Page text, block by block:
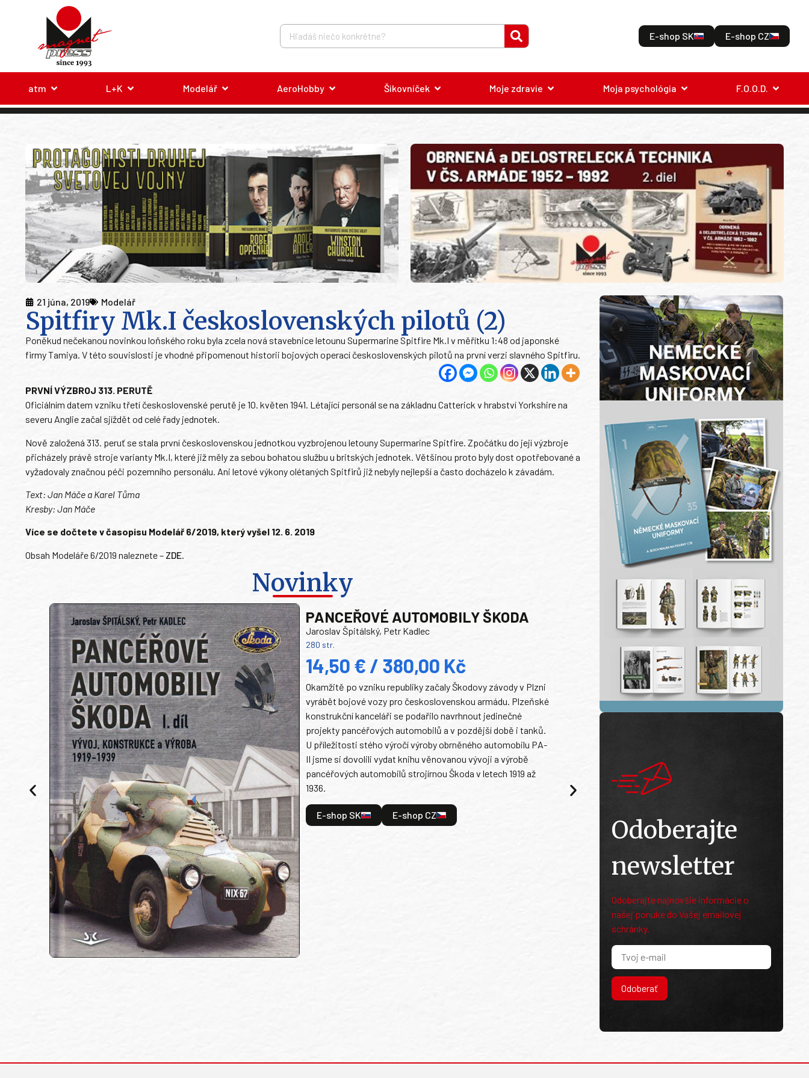
E-shop SK E-shop CZ
atm L+K Modelář AeroHobby Šikovníček Moje zdravie Moja psychológia F.O.O.D.
21 júna, 2019 Modelář
Spitfiry Mk.I československých pilotů (2)
Poněkud nečekanou novinkou loňského roku byla zcela nová stavebnice letounu Supermarine Spitfire Mk.I v měřítku 1:48 od japonské
firmy Tamiya. V této souvislosti je vhodné připomenout historii bojových operací československých pilotů na první verzi slavného Spitfiru.
PRVNÍ VÝZBROJ 313. PERUTĚ
Oficiálním datem vzniku třetí československé perutě je 10. květen 1941. Létající personál se na základnu Catterick v hrabství Yorkshire na
severu Anglie začal sjíždět od celé řady jednotek.
Nově založená 313. peruť se stala první československou jednotkou vyzbrojenou letouny Supermarine Spitfire. Zpočátku do její výzbroje
přicházely právě stroje varianty Mk.I, které již měly za sebou bohatou službu u britských jednotek. Většinou proto byly dost opotřebované a
vyžadovaly značnou péči pozemního personálu. Ani letové výkony olétaných Spitfirů již nebyly nejlepší a často docházelo k závadám.
Text: Jan Máče a Karel Tůma
Kresby: Jan Máče
Více se dočtete v časopisu Modelář 6/2019, který vyšel 12. 6. 2019
Obsah Modeláře 6/2019 naleznete – ZDE
Novinky
PANCEŘOVÉ AUTOMOBILY ŠKODA
Jaroslav Špitálský, Petr Kadlec
280 str.
14,50 € / 380,00 Kč
Okamžitě po vzniku republiky začaly Škodovy závody v Plzni
vyrábět bojové vozy pro československou armádu. Plzeňské
konstrukční kanceláři se podařilo navrhnout jedinečné
projekty pancéřových automobilů a v pozdější době i tanků.
U příležitosti stého výročí výroby obrněného automobilu PA-
II jsme si dovolili vydat knihu věnovanou vývoji a výrobě
pancéřových automobilů strojírnou Škoda v letech 1919 až
1936.
E-shop SK E-shop CZ
Odoberajte
newsletter
Odoberajte najnovšie informácie o
našej ponuke do Vašej emailovej
schránky.
Odoberať